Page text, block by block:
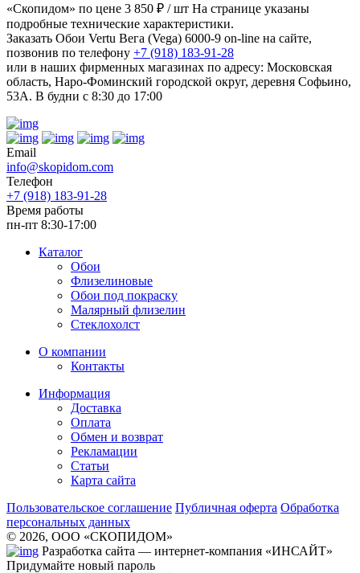
«Скопидом» по цене 3 850 ₽ / шт На странице указаны
подробные технические характеристики.
Заказать Обои Vertu Вега (Vega) 6000-9 on-line на сайте,
позвонив по телефону +7 (918) 183-91-28
или в наших фирменных магазинах по адресу: Московская
область, Наро-Фоминский городской округ, деревня Софьино,
53А. В будни с 8:30 до 17:00
Email
info@skopidom.com
Телефон
+7 (918) 183-91-28
Время работы
пн-пт 8:30-17:00
Каталог
Обои
Флизелиновые
Обои под покраску
Малярный флизелин
Стеклохолст
О компании
Контакты
Информация
Доставка
Оплата
Обмен и возврат
Рекламации
Статьи
Карта сайта
Пользовательское соглашение Публичная оферта Обработка
персональных данных
© 2026, ООО «СКОПИДОМ»
Разработка сайта — интернет-компания «ИНСАЙТ»
Придумайте новый пароль